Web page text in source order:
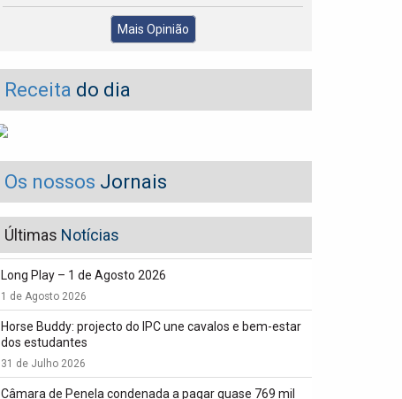
Mais Opinião
Receita do dia
Os nossos Jornais
Últimas Notícias
Long Play – 1 de Agosto 2026
1 de Agosto 2026
Horse Buddy: projecto do IPC une cavalos e bem-estar
dos estudantes
31 de Julho 2026
Câmara de Penela condenada a pagar quase 769 mil